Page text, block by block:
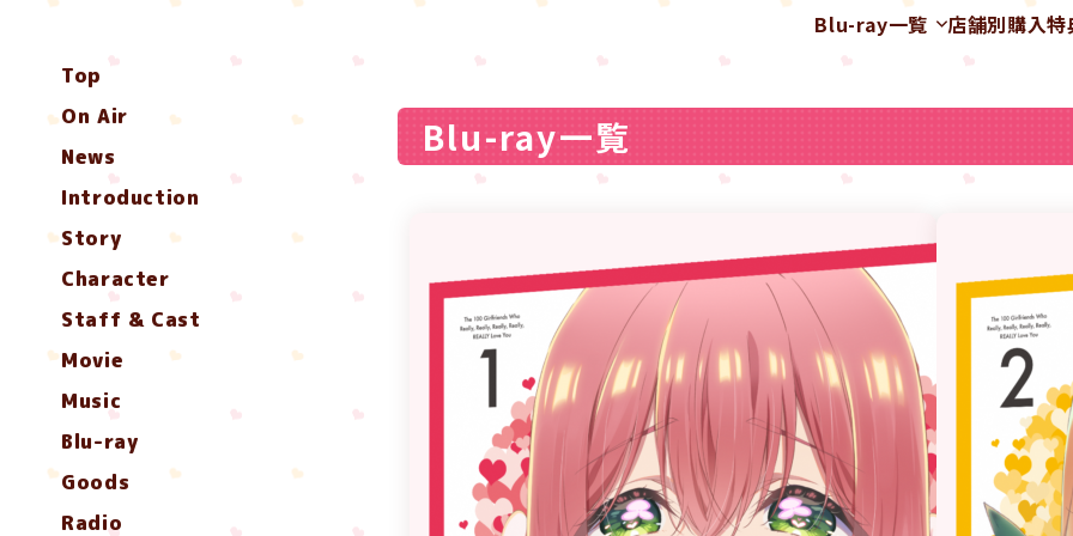
Top
On Air
News
Introduction
Story
Character
Staff & Cast
Movie
Music
Blu-ray
Goods
Radio
Blu-ray一覧 店舗別購入特
Blu-ray一覧